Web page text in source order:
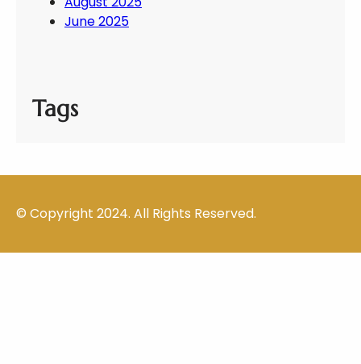
June 2025
Tags
© Copyright 2024. All Rights Reserved.